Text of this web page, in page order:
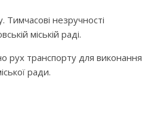
незручності
міській раді.
рух транспорту для виконання
ради.